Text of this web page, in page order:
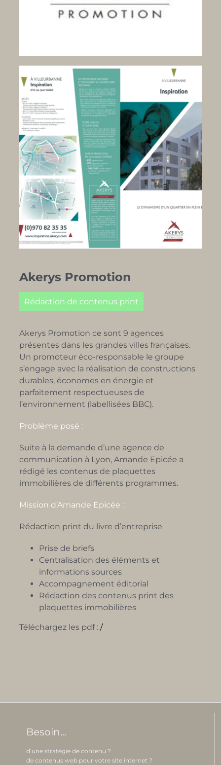
Akerys Promotion
Rédaction de contenus print
Akerys Promotion ce sont 9 agences
présentes dans les grandes villes françaises.
Un promoteur éco-responsable le groupe
s’engage avec la réalisation de constructions
durables, économes en énergie et
parfaitement respectueuses de
l’environnement (labellisées BBC).
Problème posé :
Suite à la demande d’une agence de
communication à Lyon, Amande Epicée a
rédigé les contenus de plaquettes
immobilières de différents programmes.
Mission d’Amande Epicée :
Rédaction print du livre d’entreprise
Prise de briefs
Centralisation des éléments et
informations sources
Accompagnement éditorial
Rédaction des contenus print des
plaquettes immobilières
Téléchargez les pdf : /
Besoin...
d’une stratégie de contenu ?
de contenus web pour votre site internet ?